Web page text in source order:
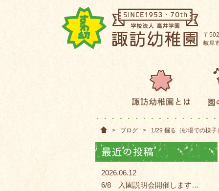
〒
岐阜
> ブログ > 1/29 掘る（砂場での様
2026.06.12
6/8 入園説明会開催します…